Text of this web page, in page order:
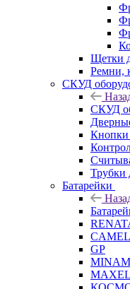
Щетки
Ремни,
СКУД
СКУД
Кнопки
Трубки
Батарейки
GP